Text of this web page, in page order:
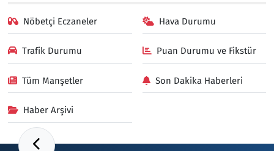
Nöbetçi Eczaneler Hava Durumu
Trafik Durumu Puan Durumu ve Fikstür
Tüm Manşetler Son Dakika Haberleri
Haber Arşivi